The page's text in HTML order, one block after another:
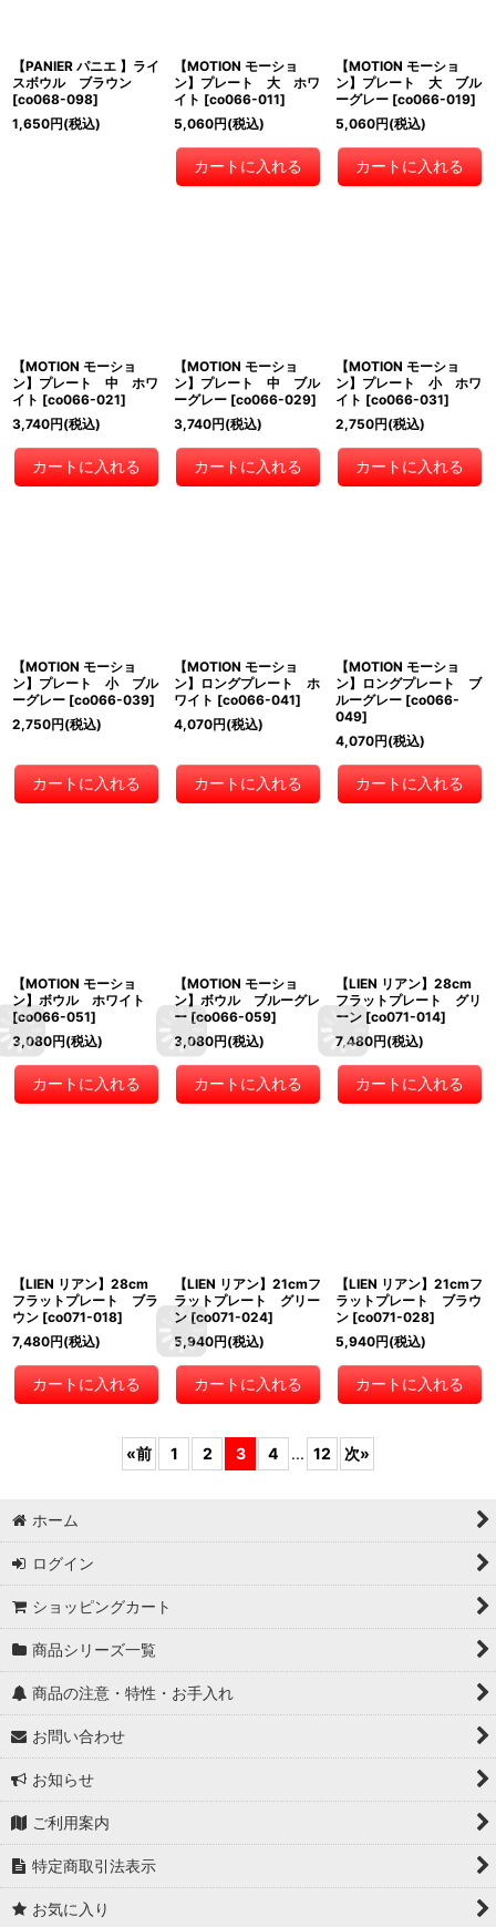
【PANIER パニエ 】ライ
スボウル ブラウン
[co068-098]
1,650円(税込)
【MOTION モーショ
ン】プレート 大 ホワ
イト [co066-011]
5,060円(税込)
カートに入れる
【MOTION モーショ
ン】プレート 大 ブル
ーグレー [co066-019]
5,060円(税込)
カートに入れる
【MOTION モーショ
ン】プレート 中 ホワ
イト [co066-021]
3,740円(税込)
カートに入れる
【MOTION モーショ
ン】プレート 中 ブル
ーグレー [co066-029]
3,740円(税込)
カートに入れる
【MOTION モーショ
ン】プレート 小 ホワ
イト [co066-031]
2,750円(税込)
カートに入れる
【MOTION モーショ
ン】プレート 小 ブル
ーグレー [co066-039]
2,750円(税込)
カートに入れる
【MOTION モーショ
ン】ロングプレート ホ
ワイト [co066-041]
4,070円(税込)
カートに入れる
【MOTION モーショ
ン】ロングプレート ブ
ルーグレー [co066-
049]
4,070円(税込)
カートに入れる
【MOTION モーショ
ン】ボウル ホワイト
[co066-051]
3,080円(税込)
カートに入れる
【MOTION モーショ
ン】ボウル ブルーグレ
ー [co066-059]
3,080円(税込)
カートに入れる
【LIEN リアン】28cm
フラットプレート グリ
ーン [co071-014]
7,480円(税込)
カートに入れる
【LIEN リアン】28cm
フラットプレート ブラ
ウン [co071-018]
7,480円(税込)
カートに入れる
【LIEN リアン】21cmフ
ラットプレート グリー
ン [co071-024]
5,940円(税込)
カートに入れる
【LIEN リアン】21cmフ
ラットプレート ブラウ
ン [co071-028]
5,940円(税込)
カートに入れる
«前 1 2 3 4 ... 12 次»
ホーム
ログイン
ショッピングカート
商品シリーズ一覧
商品の注意・特性・お手入れ
お問い合わせ
お知らせ
ご利用案内
特定商取引法表示
お気に入り